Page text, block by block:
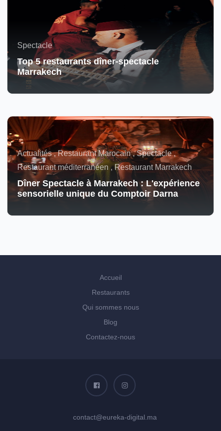
Spectacle
Top 5 restaurants dîner-spectacle
Marrakech
Actualités , Restaurant Marocain , Spectacle ,
Restaurant méditerranéen , Restaurant Marrakech
Dîner Spectacle à Marrakech : L'expérience
sensorielle unique du Comptoir Darna
Accueil
Restaurants
Qui sommes nous
Blog
Contactez-nous
contact@eureka-digital.ma